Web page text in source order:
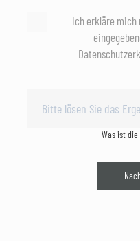
Ich erkläre mich
Was ist die